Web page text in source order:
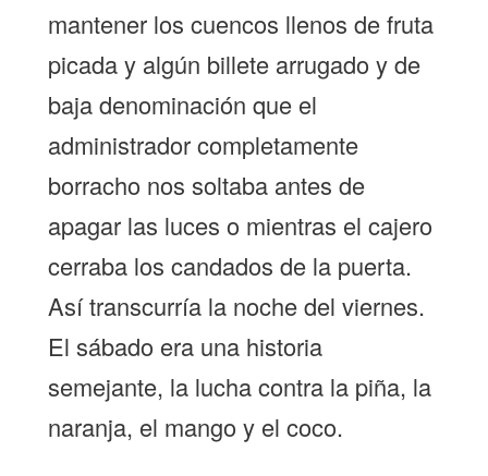
mantener los cuencos llenos de fruta
picada y algún billete arrugado y de
baja denominación que el
administrador completamente
borracho nos soltaba antes de
apagar las luces o mientras el cajero
cerraba los candados de la puerta.
Así transcurría la noche del viernes.
El sábado era una historia
semejante, la lucha contra la piña, la
naranja, el mango y el coco.